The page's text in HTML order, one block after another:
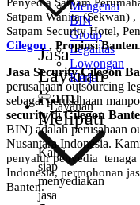
Jasa
Layanan
Kami
Meliputi
Kami
siap
menyediakan
jasa
Mengenai
BIN
Group
Legalitas
Lowongan
Kerja
Layanan
Penyedia Satpam
Satpam Wanita (Sekwan) ,
Satpam Security Hotel,
Cilegon , Propinsi Banten.
Jasa Security Cilegon
perusahaan outsourcing
sebagai perusahaan
securitydiCilegon
BIN) adalah perusahaan
Nusantara Indonesia.
penyalurpenyedia tenaga
Indonesia, permohonan
Banten.